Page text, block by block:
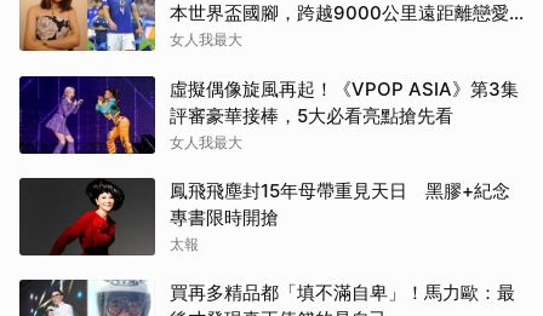
本世界盃國腳，跨越9000公里遠距離戀愛
修成正果
女人我最大
虛擬偶像旋風再起！《VPOP ASIA》第3集
評審豪華接棒，5大必看亮點搶先看
女人我最大
鳳飛飛塵封15年母帶重見天日 黑膠+紀念
專書限時開搶
太報
買再多精品都「填不滿自卑」！馬力歐：最